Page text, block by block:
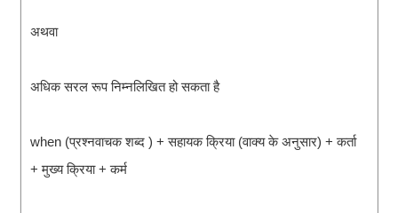
अथवा
अधिक सरल रूप निम्नलिखित हो सकता है
when (प्रश्नवाचक शब्द ) + सहायक क्रिया (वाक्य के अनुसार) + कर्ता
+ मुख्य क्रिया + कर्म